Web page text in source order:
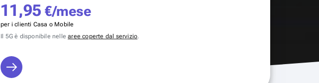
11,95 €/mese
per i clienti Casa o Mobile
Il 5G è disponibile nellearee coperte dal servizio.